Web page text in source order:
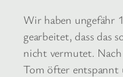
Wir haben ungefähr
gearbeitet, dass das
nicht vermutet.
Tom öfter entspannt